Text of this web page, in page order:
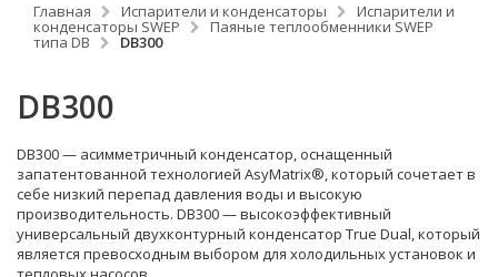
Главная Испарители и конденсаторы Испарители и
конденсаторы SWEP Паяные теплообменники SWEP
типа DB DB300
DB300
DB300 — асимметричный конденсатор, оснащенный
запатентованной технологией AsyMatrix®, который сочетает в
себе низкий перепад давления воды и высокую
производительность. DB300 — высокоэффективный
универсальный двухконтурный конденсатор True Dual, который
является превосходным выбором для холодильных установок и